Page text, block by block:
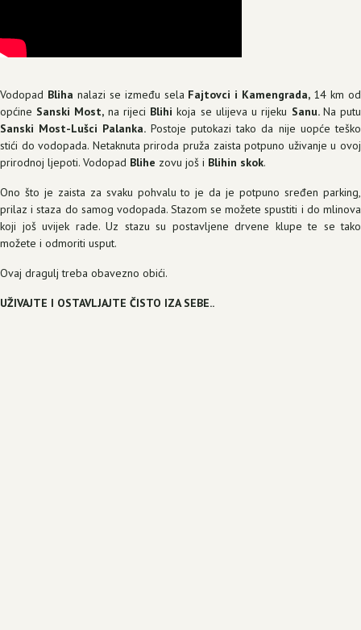
Vodopad Bliha nalazi se između sela Fajtovci i Kamengrada, 14 km od
općine Sanski Most, na rijeci Blihikoja se ulijeva u rijeku Sanu. Na putu
Sanski Most-Lušci Palanka. Postoje putokazi tako da nije uopće teško
stići do vodopada. Netaknuta priroda pruža zaista potpuno uživanje u ovoj
prirodnoj ljepoti. Vodopad Blihe zovu još i Blihin skok.
Ono što je zaista za svaku pohvalu to je da je potpuno sređen parking,
prilaz i staza do samog vodopada. Stazom se možete spustiti i do mlinova
koji još uvijek rade. Uz stazu su postavljene drvene klupe te se tako
možete i odmoriti usput.
Ovaj dragulj treba obavezno obići.
UŽIVAJTE I OSTAVLJAJTE ČISTO IZA SEBE..